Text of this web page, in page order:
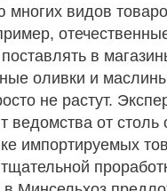
многих видов
в
оливки и
не растут.
ведомства от столь
импортируемых